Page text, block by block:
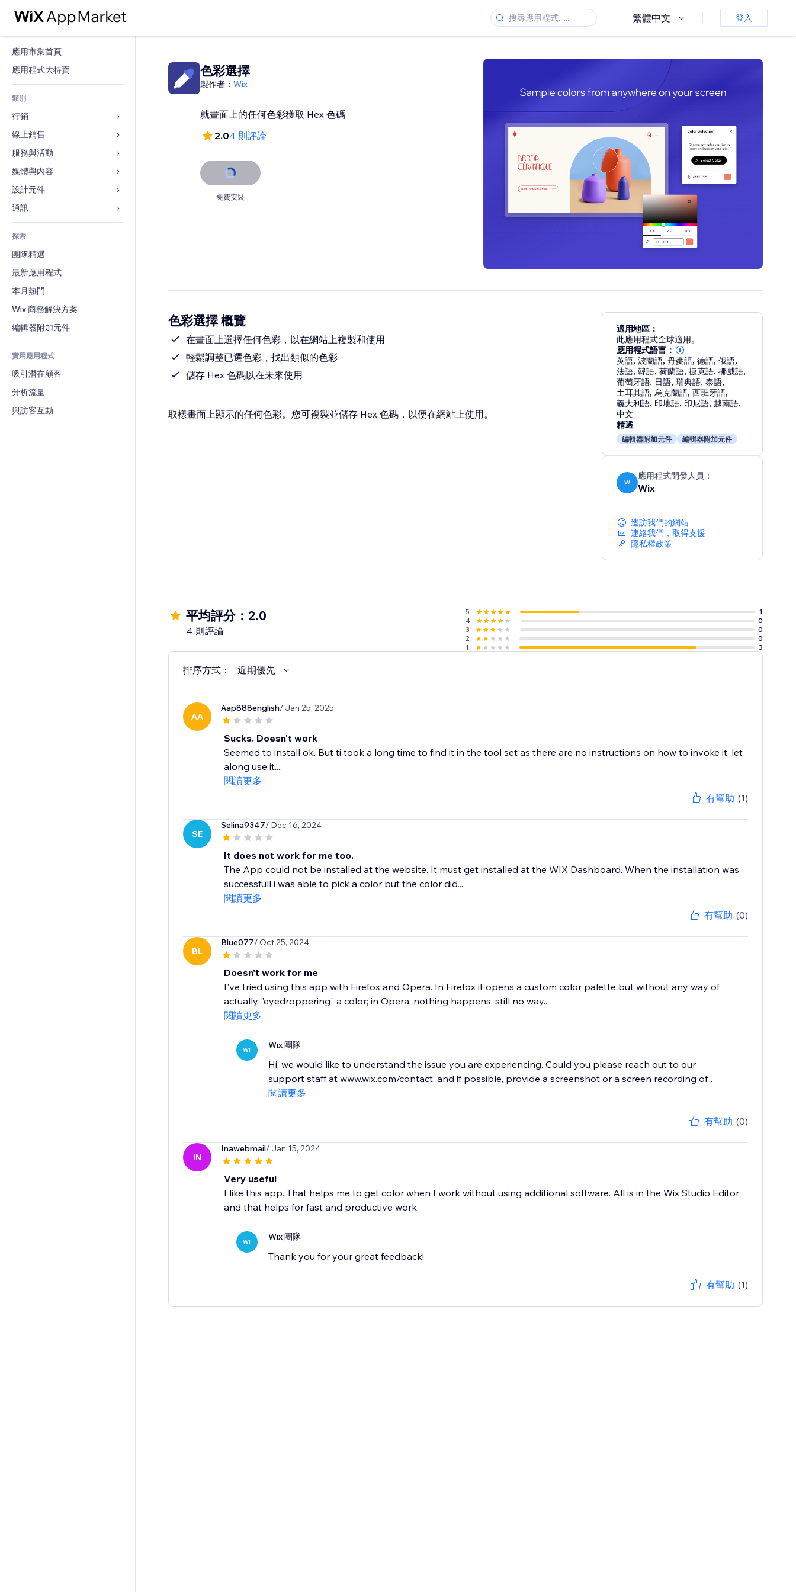
繁體中文 登入
應用市集首頁
應用程式大特賣
類別
行銷
廣告
行動裝置
分析
社交
發佈網站
電子郵件
轉換率
線上銷售
商店應用程式
出貨與送貨
付款按鈕
網路課程
會計
優惠券與酬賓計劃
倉儲解決方案
廠商直送
食品及飲料
服務與活動
旅館
活動
餐廳
不動產
預訂
媒體與內容
圖庫
音樂
Podcast
相片
影片
PDF
檔案分享
新聞
內容服務
設計元件
地圖與導航
隱私與安全性
時鐘
網頁範本
圖片效果
按鈕與選單
橫幅與徽章
計算機
搜尋
天氣
圖表與表格
表單
部落格
投票
聊天
留言
電話
社群
評價與推薦
CRM
探索
團隊精選
最新應用程式
本月熱門
Wix 商務解決方案
編輯器附加元件
實用應用程式
吸引潛在顧客
分析流量
與訪客互動
色彩選擇
製作者： Wix
就畫面上的任何色彩獲取 Hex 色碼
2.04 則評論
免費安裝
色彩選擇 概覽
在畫面上選擇任何色彩，以在網站上複製和使用
輕鬆調整已選色彩，找出類似的色彩
儲存 Hex 色碼以在未來使用
取樣畫面上顯示的任何色彩。您可複製並儲存 Hex 色碼，以便在網站上使用。
適用地區：
此應用程式全球適用。
應用程式語言：
英語,波蘭語,丹麥語,德語,俄語,
法語,韓語,荷蘭語,捷克語,挪威語,
葡萄牙語, 日語,瑞典語,泰語,
土耳其語, 烏克蘭語,西班牙語,
義大利語, 印地語, 印尼語, 越南語,
中文
精選
編輯器附加元件 編輯器附加元件
W
應用程式開發人員：
Wix
造訪我們的網站
連絡我們，取得支援
隱私權政策
平均評分：2.0
4 則評論
5
1
4
0
3
0
2
0
1
3
排序方式： 近期優先
AA
Aap888english/ Jan 25, 2025
Sucks. Doesn't work
Seemed to install ok. But ti took a long time to find it in the tool set as there are no instructions on how to invoke it, let
along use it....
閱讀更多
有幫助 (1)
SE
Selina9347/ Dec 16, 2024
It does not work for me too.
The App could not be installed at the website. It must get installed at the WIX Dashboard. When the installation was
successfull i was able to pick a color but the color did...
閱讀更多
有幫助 (0)
BL
Blue077/ Oct 25, 2024
Doesn't work for me
I've tried using this app with Firefox and Opera. In Firefox it opens a custom color palette but without any way of
actually "eyedroppering" a color; in Opera, nothing happens, still no way...
閱讀更多
WI Wix 團隊
Hi, we would like to understand the issue you are experiencing. Could you please reach out to our
support staff at www.wix.com/contact, and if possible, provide a screenshot or a screen recording of...
閱讀更多
有幫助 (0)
IN
Inawebmail/ Jan 15, 2024
Very useful
I like this app. That helps me to get color when I work without using additional software. All is in the Wix Studio Editor
and that helps for fast and productive work.
WI Wix 團隊
Thank you for your great feedback!
有幫助 (1)